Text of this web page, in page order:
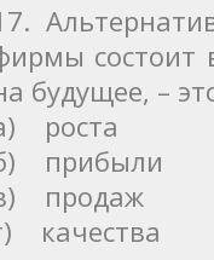
состоит
будущее, –
роста
прибыли
продаж
качества